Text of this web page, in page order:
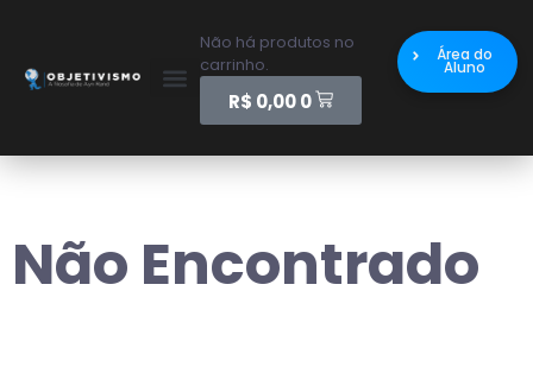
Não há produtos no
carrinho.
R$ 0,00 0
Área do
Aluno
Não Encontrado